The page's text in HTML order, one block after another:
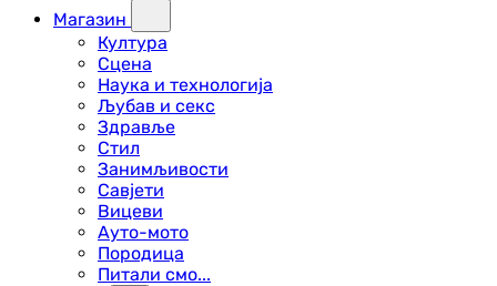
Магазин
Култура
Сцена
Наука и технологија
Љубав и секс
Здравље
Стил
Занимљивости
Савјети
Вицеви
Ауто-мото
Породица
Питали смо...